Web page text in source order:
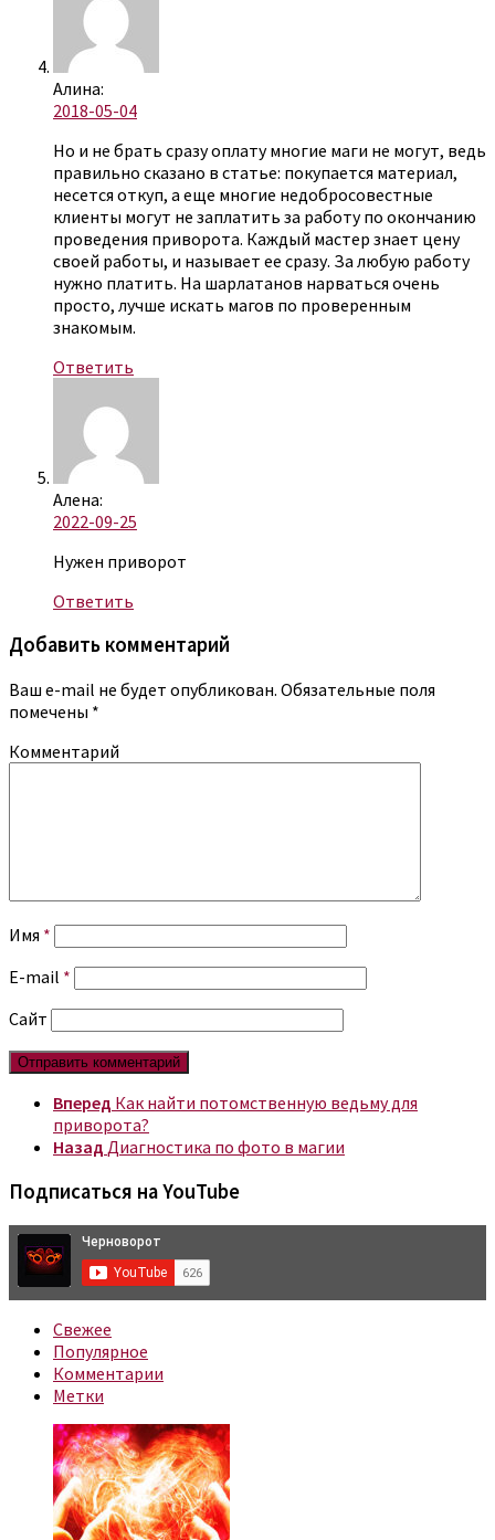
Алина:
2018-05-04
Но и не брать сразу оплату многие маги не могут, ведь
правильно сказано в статье: покупается материал,
несется откуп, а еще многие недобросовестные
клиенты могут не заплатить за работу по окончанию
проведения приворота. Каждый мастер знает цену
своей работы, и называет ее сразу. За любую работу
нужно платить. На шарлатанов нарваться очень
просто, лучше искать магов по проверенным
знакомым.
Ответить
Алена:
2022-09-25
Нужен приворот
Ответить
Добавить комментарий
Ваш e-mail не будет опубликован. Обязательные поля
помечены *
Комментарий
Имя *
E-mail *
Сайт
Вперед Как найти потомственную ведьму для
приворота?
Назад Диагностика по фото в магии
Подписаться на YouTube
Свежее
Популярное
Комментарии
Метки